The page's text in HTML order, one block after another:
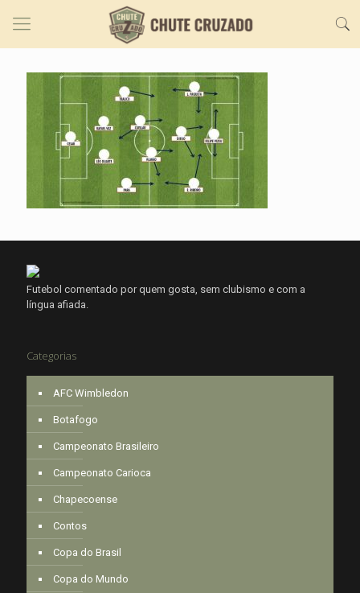
Futebol comentado por quem gosta, sem clubismo e com a
língua afiada.
Categorias
AFC Wimbledon
Botafogo
Campeonato Brasileiro
Campeonato Carioca
Chapecoense
Contos
Copa do Brasil
Copa do Mundo